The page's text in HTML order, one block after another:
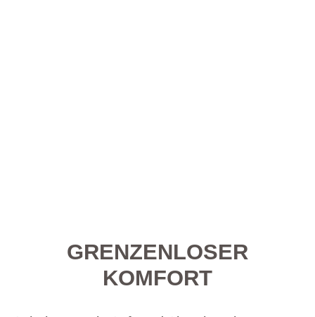
GRENZENLOSER
KOMFORT